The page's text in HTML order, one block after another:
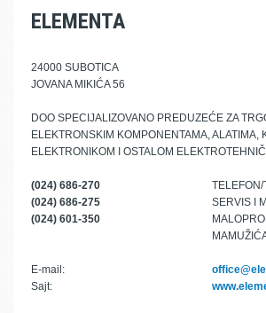
ELEMENTA
24000 SUBOTICA
JOVANA MIKIĆA 56
DOO SPECIJALIZOVANO PREDUZEĆE ZA
ELEKTRONSKIM KOMPONENTAMA, ALATIMA,
ELEKTRONIKOM I OSTALOM
(024) 686-270
TELEFON/
(024) 686-275
SERVIS I
(024) 601-350
E-mail:
Sajt: